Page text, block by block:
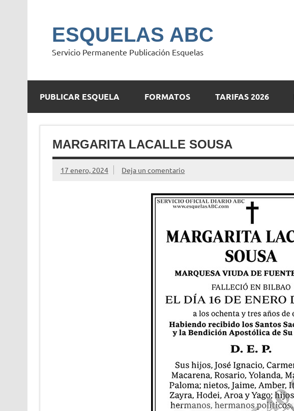
ESQUELAS ABC
Servicio Permanente Publicación Esquelas
PUBLICAR ESQUELA FORMATOS TARIFAS 2026
MARGARITA LACALLE SOUSA
17 enero, 2024 Deja un comentario